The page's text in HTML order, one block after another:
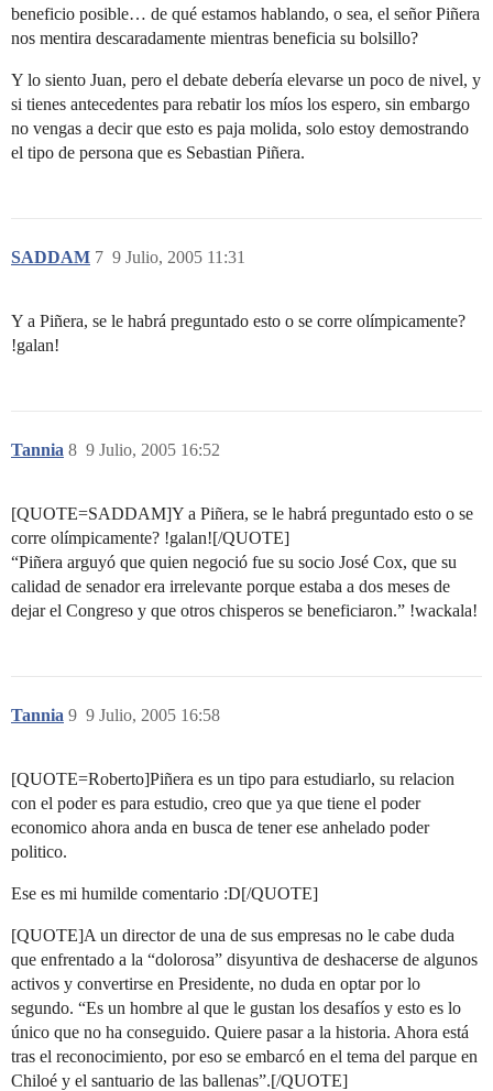
beneficio posible… de qué estamos hablando, o sea, el señor Piñera
nos mentira descaradamente mientras beneficia su bolsillo?
Y lo siento Juan, pero el debate debería elevarse un poco de nivel, y
si tienes antecedentes para rebatir los míos los espero, sin embargo
no vengas a decir que esto es paja molida, solo estoy demostrando
el tipo de persona que es Sebastian Piñera.
SADDAM 9 Julio, 2005 11:31
7
Y a Piñera, se le habrá preguntado esto o se corre olímpicamente?
!galan!
Tannia 9 Julio, 2005 16:52
8
[QUOTE=SADDAM]Y a Piñera, se le habrá preguntado esto o se
corre olímpicamente? !galan![/QUOTE]
“Piñera arguyó que quien negoció fue su socio José Cox, que su
calidad de senador era irrelevante porque estaba a dos meses de
dejar el Congreso y que otros chisperos se beneficiaron.” !wackala!
Tannia 9 Julio, 2005 16:58
9
[QUOTE=Roberto]Piñera es un tipo para estudiarlo, su relacion
con el poder es para estudio, creo que ya que tiene el poder
economico ahora anda en busca de tener ese anhelado poder
politico.
Ese es mi humilde comentario :D[/QUOTE]
[QUOTE]A un director de una de sus empresas no le cabe duda
que enfrentado a la “dolorosa” disyuntiva de deshacerse de algunos
activos y convertirse en Presidente, no duda en optar por lo
segundo. “Es un hombre al que le gustan los desafíos y esto es lo
único que no ha conseguido. Quiere pasar a la historia. Ahora está
tras el reconocimiento, por eso se embarcó en el tema del parque en
Chiloé y el santuario de las ballenas”.[/QUOTE]